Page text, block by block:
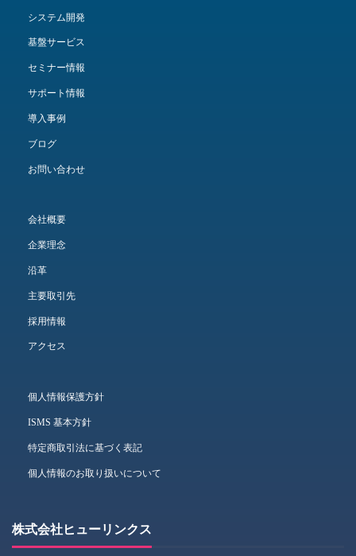
システム開発
基盤サービス
セミナー情報
サポート情報
導入事例
ブログ
お問い合わせ
会社概要
企業理念
沿革
主要取引先
採用情報
アクセス
個人情報保護方針
ISMS 基本方針
特定商取引法に基づく表記
個人情報のお取り扱いについて
株式会社ヒューリンクス